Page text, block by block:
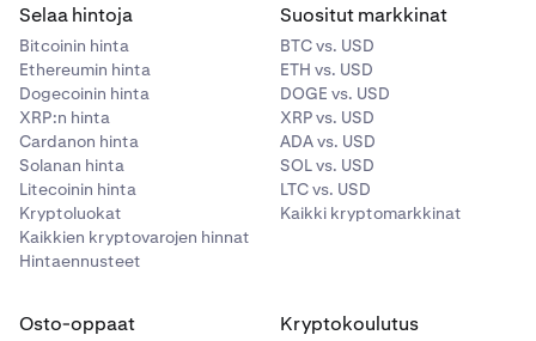
Selaa hintoja
Bitcoinin hinta
Ethereumin hinta
Dogecoinin hinta
XRP:n hinta
Cardanon hinta
Solanan hinta
Litecoinin hinta
Kryptoluokat
Kaikkien kryptovarojen hinnat
Hintaennusteet
Suositut markkinat
BTC vs. USD
ETH vs. USD
DOGE vs. USD
XRP vs. USD
ADA vs. USD
SOL vs. USD
LTC vs. USD
Kaikki kryptomarkkinat
Osto-oppaat Kryptokoulutus